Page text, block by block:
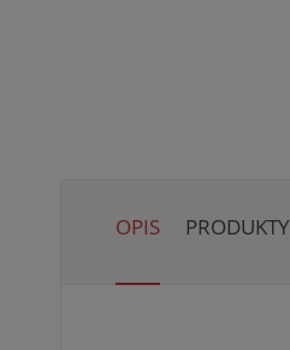
OPIS